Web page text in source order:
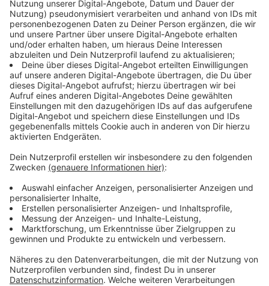
Deep Purple -Splat!
Diese Woche unsere Empfehlung aus der ROCK
ANTENNE Bayern Musikredaktion: Deep Purple -Splat!